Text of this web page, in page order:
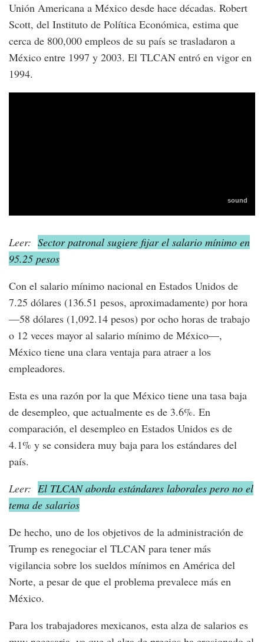
Unión Americana a México desde hace décadas. Robert
Scott, del Instituto de Política Económica, estima que
cerca de 800,000 empleos de su país se trasladaron a
México entre 1997 y 2003. El TLCAN entró en vigor en
1994.
Leer: Sector patronal sugiere fijar el salario mínimo en
95.25 pesos
Con el salario mínimo nacional en Estados Unidos de
7.25 dólares (136.51 pesos, aproximadamente) por hora
—58 dólares (1,092.14 pesos) por ocho horas de trabajo
o 12 veces mayor al salario mínimo de México—,
México tiene una clara ventaja para atraer a los
empleadores.
Esta es una razón por la que México tiene una tasa baja
de desempleo, que actualmente es de 3.6%. En
comparación, el desempleo en Estados Unidos es de
4.1% y se considera muy baja para los estándares del
país.
Leer: El TLCAN aborda estándares laborales pero no el
tema de salarios
De hecho, uno de los objetivos de la administración de
Trump es renegociar el TLCAN para tener más
vigilancia sobre los sueldos mínimos en América del
Norte, a pesar de que el problema prevalece más en
México.
Para los trabajadores mexicanos, esta alza de salarios es